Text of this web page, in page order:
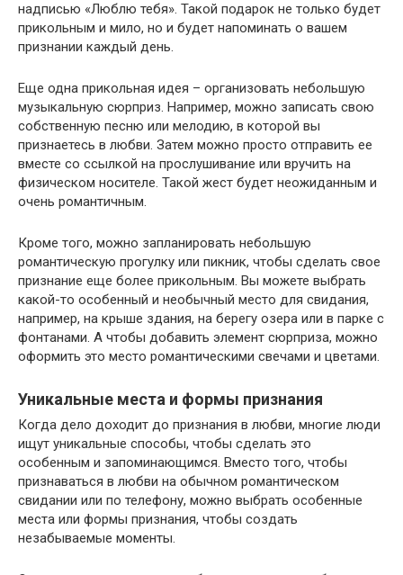
надписью «Люблю тебя». Такой подарок не только будет
прикольным и мило, но и будет напоминать о вашем
признании каждый день.
Еще одна прикольная идея – организовать небольшую
музыкальную сюрприз. Например, можно записать свою
собственную песню или мелодию, в которой вы
признаетесь в любви. Затем можно просто отправить ее
вместе со ссылкой на прослушивание или вручить на
физическом носителе. Такой жест будет неожиданным и
очень романтичным.
Кроме того, можно запланировать небольшую
романтическую прогулку или пикник, чтобы сделать свое
признание еще более прикольным. Вы можете выбрать
какой-то особенный и необычный место для свидания,
например, на крыше здания, на берегу озера или в парке с
фонтанами. А чтобы добавить элемент сюрприза, можно
оформить это место романтическими свечами и цветами.
Уникальные места и формы признания
Когда дело доходит до признания в любви, многие люди
ищут уникальные способы, чтобы сделать это
особенным и запоминающимся. Вместо того, чтобы
признаваться в любви на обычном романтическом
свидании или по телефону, можно выбрать особенные
места или формы признания, чтобы создать
незабываемые моменты.